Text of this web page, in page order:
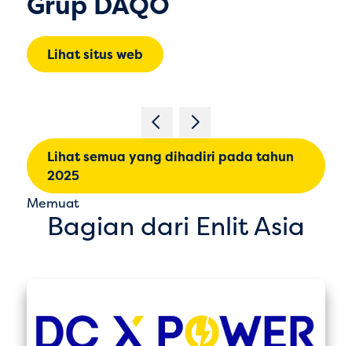
Lihat situs web
Lihat semua yang dihadiri pada tahun
2025
Memuat
Bagian dari Enlit Asia